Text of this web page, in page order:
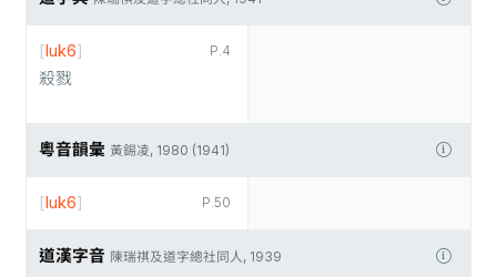
P.4
[luk6]
殺戮
粵音韻彙 黃錫凌, 1980 (1941)
P.50
[luk6]
道漢字音 陳瑞祺及道字總社同人, 1939